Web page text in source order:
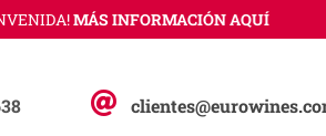
MÁS INFORMACIÓN AQUÍ